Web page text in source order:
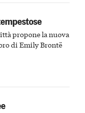
propone la nuova
di Emily Brontë